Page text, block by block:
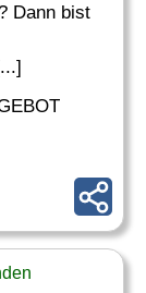
Dann bist